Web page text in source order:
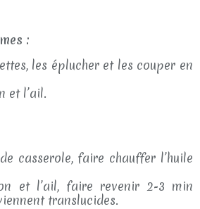
:
les éplucher et les couper en
et l’ail.
casserole, faire chauffer l’huile
et l’ail, faire revenir 2-3 min
translucides.